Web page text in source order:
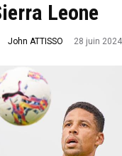
Leone
John ATTISSO 28 juin 2024